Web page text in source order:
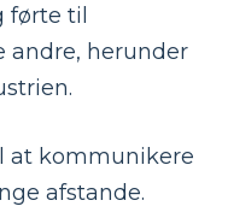
førte til
andre, herunder
at kommunikere
afstande.